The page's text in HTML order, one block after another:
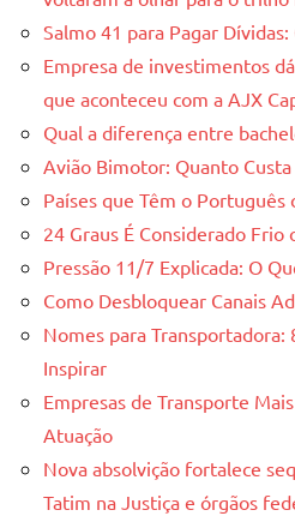
Salmo 41 para Pagar
Empresa de investimentos
que aconteceu com a AJX
Qual a diferença entre
Avião Bimotor: Quanto
Países que Têm o Português
24 Graus É Considerado Frio
Pressão 11/7 Explicada: O
Como Desbloquear Canais
Nomes para Transportadora:
Inspirar
Empresas de Transporte
Atuação
Nova absolvição fortalece
Tatim na Justiça e órgãos